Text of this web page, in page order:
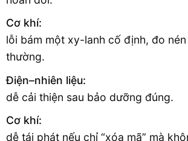
Cơ khí:
lỗi bám một xy-lanh cố định, đo
thường.
Điện–nhiên liệu:
dễ cải thiện sau bảo dưỡng đúng.
Cơ khí:
dễ tái phát nếu chỉ “xóa mã” mà